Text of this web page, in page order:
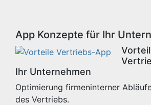
App Konzepte für Ihr
Ihr Unternehmen
Optimierung firmeninterner
des Vertriebs.